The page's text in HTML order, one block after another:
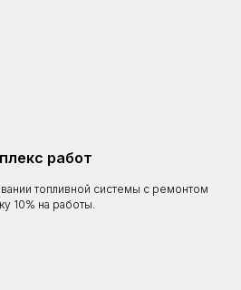
работ
топливной системы с ремонтом
10% на работы.